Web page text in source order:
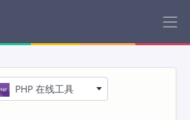
PHP 在线工具